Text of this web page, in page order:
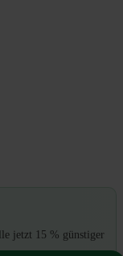
jetzt 15 % günstiger